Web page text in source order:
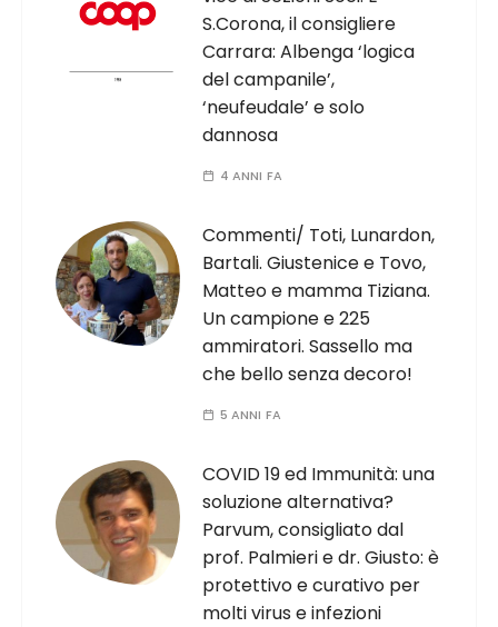
S.Corona, il consigliere
Carrara: Albenga ‘logica
del campanile’,
‘neufeudale’ e solo
dannosa
4 ANNI FA
Commenti/ Toti, Lunardon,
Bartali. Giustenice e Tovo,
Matteo e mamma Tiziana.
Un campione e 225
ammiratori. Sassello ma
che bello senza decoro!
5 ANNI FA
COVID 19 ed Immunità: una
soluzione alternativa?
Parvum, consigliato dal
prof. Palmieri e dr. Giusto: è
protettivo e curativo per
molti virus e infezioni